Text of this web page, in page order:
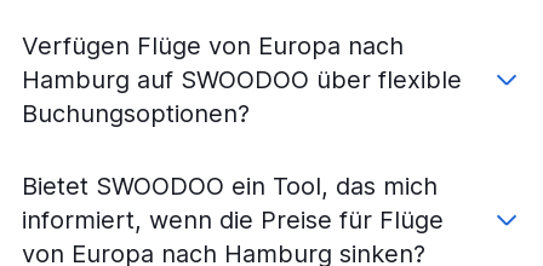
Flüge von Basel nach Weeze, Niederrhein
Flüge von Zürich nach Dortmund
Flüge von Zürich nach Dresden
Flüge von Basel nach Frankfurt Hahn
Flüge von Genf nach Köln
Flüge von Salta nach Frankfurt am Main
Verfügen Flüge von Europa nach
Hamburg auf SWOODOO über flexible
Buchungsoptionen?
Bietet SWOODOO ein Tool, das mich
informiert, wenn die Preise für Flüge
von Europa nach Hamburg sinken?